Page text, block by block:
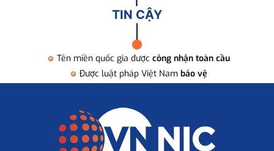
TIN CẬY
Tên miền quốc gia được công nhận toàn cầu
Được luật pháp Việt Nam bảo vệ